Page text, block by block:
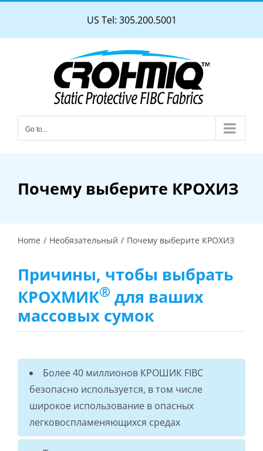
content
US Tel: 305.200.5001
Go to...
Почему выберите КРОХИЗ
Home Необязательный Почему выберите КРОХИЗ
Причины, чтобы выбрать
КРОХМИК® для ваших
массовых сумок
Более 40 миллионов КРОШИК FIBC
безопасно используется, в том числе
широкое использование в опасных
легковоспламеняющихся средах